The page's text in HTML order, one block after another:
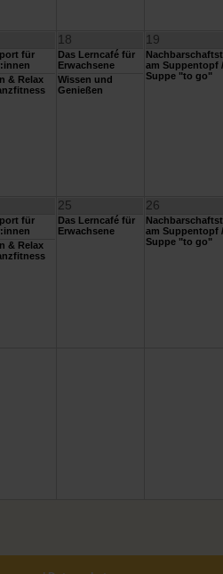
für
& Relax
18
Das Lerncafé für
Erwachsene
Wissen und
Genießen
19
am Suppentopf /
Suppe "to go"
für
& Relax
25
Das Lerncafé für
Erwachsene
26
am Suppentopf /
Suppe "to go"